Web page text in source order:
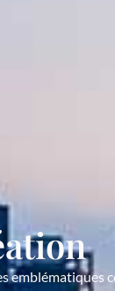
emblématiques